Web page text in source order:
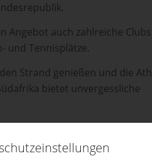
Angebot auch zahlreiche Clubs,
und Tennisplätze.
Strand genießen und die
bietet unvergessliche